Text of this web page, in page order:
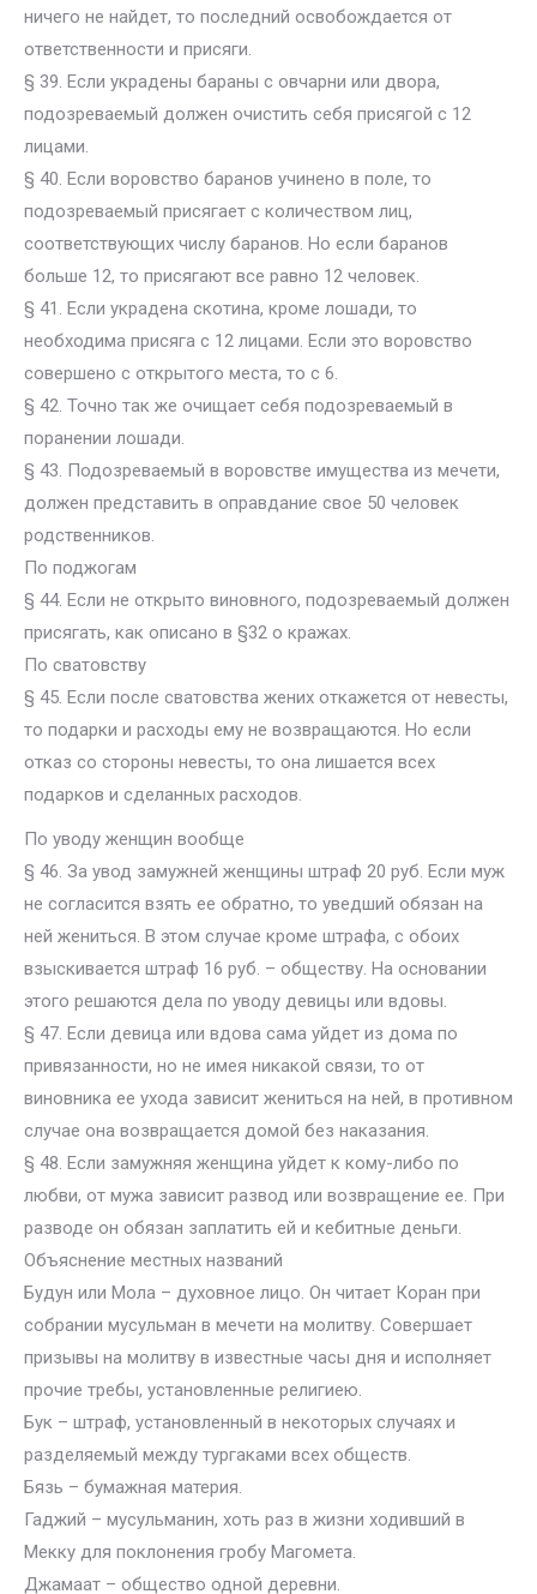
ничего не найдет, то последний освобождается от
ответственности и присяги.
§ 39. Если украдены бараны с овчарни или двора,
подозреваемый должен очистить себя присягой с 12
лицами.
§ 40. Если воровство баранов учинено в поле, то
подозреваемый присягает с количеством лиц,
соответствующих числу баранов. Но если баранов
больше 12, то присягают все равно 12 человек.
§ 41. Если украдена скотина, кроме лошади, то
необходима присяга с 12 лицами. Если это воровство
совершено с открытого места, то с 6.
§ 42. Точно так же очищает себя подозреваемый в
поранении лошади.
§ 43. Подозреваемый в воровстве имущества из мечети,
должен представить в оправдание свое 50 человек
родственников.
По поджогам
§ 44. Если не открыто виновного, подозреваемый должен
присягать, как описано в §32 о кражах.
По сватовству
§ 45. Если после сватовства жених откажется от невесты,
то подарки и расходы ему не возвращаются. Но если
отказ со стороны невесты, то она лишается всех
подарков и сделанных расходов.
По уводу женщин вообще
§ 46. За увод замужней женщины штраф 20 руб. Если муж
не согласится взять ее обратно, то уведший обязан на
ней жениться. В этом случае кроме штрафа, с обоих
взыскивается штраф 16 руб. – обществу. На основании
этого решаются дела по уводу девицы или вдовы.
§ 47. Если девица или вдова сама уйдет из дома по
привязанности, но не имея никакой связи, то от
виновника ее ухода зависит жениться на ней, в противном
случае она возвращается домой без наказания.
§ 48. Если замужняя женщина уйдет к кому-либо по
любви, от мужа зависит развод или возвращение ее. При
разводе он обязан заплатить ей и кебитные деньги.
Объяснение местных названий
Будун или Мола – духовное лицо. Он читает Коран при
собрании мусульман в мечети на молитву. Совершает
призывы на молитву в известные часы дня и исполняет
прочие требы, установленные религиею.
Бук – штраф, установленный в некоторых случаях и
разделяемый между тургаками всех обществ.
Бязь – бумажная материя.
Гаджий – мусульманин, хоть раз в жизни ходивший в
Мекку для поклонения гробу Магомета.
Джамаат – общество одной деревни.